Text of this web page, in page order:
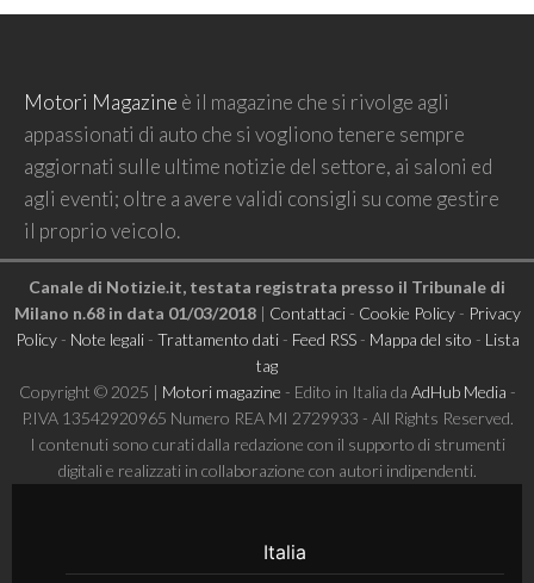
Motori Magazine è il magazine che si rivolge agli
appassionati di auto che si vogliono tenere sempre
aggiornati sulle ultime notizie del settore, ai saloni ed
agli eventi; oltre a avere validi consigli su come gestire
il proprio veicolo.
Canale di Notizie.it, testata registrata presso il Tribunale di
Milano n.68 in data 01/03/2018| Contattaci- Cookie Policy- Privacy
Policy- Note legali- Trattamento dati- Feed RSS- Mappa del sito - Lista
tag
Copyright © 2025 | Motori magazine - Edito in Italia da AdHub Media -
P.IVA 13542920965 Numero REA MI 2729933 - All Rights Reserved.
I contenuti sono curati dalla redazione con il supporto di strumenti
digitali e realizzati in collaborazione con autori indipendenti.
Italia